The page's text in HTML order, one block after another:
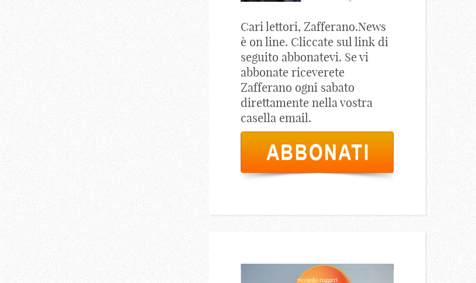
Cari lettori, Zafferano.News
è on line. Cliccate sul link di
seguito abbonatevi. Se vi
abbonate riceverete
Zafferano ogni sabato
direttamente nella vostra
casella email.